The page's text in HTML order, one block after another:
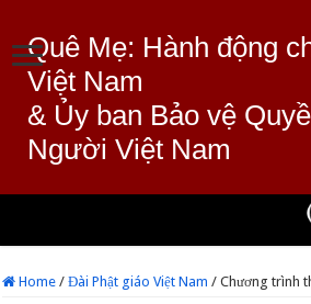
Quê Mẹ: Hành động
Việt Nam
& Ủy ban Bảo vệ
Người Việt Nam
Home / Đài Phật giáo Việt Nam / Chương trình